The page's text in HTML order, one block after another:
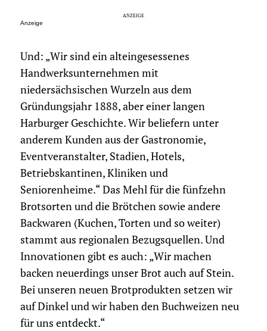
Anzeige
Und: „Wir sind ein alteingesessenes
Handwerksunternehmen mit
niedersächsischen Wurzeln aus dem
Gründungsjahr 1888, aber einer langen
Harburger Geschichte. Wir beliefern unter
anderem Kunden aus der Gastronomie,
Eventveranstalter, Stadien, Hotels,
Betriebskantinen, Kliniken und
Seniorenheime.“ Das Mehl für die fünfzehn
Brotsorten und die Brötchen sowie andere
Backwaren (Kuchen, Torten und so weiter)
stammt aus regionalen Bezugsquellen. Und
Innovationen gibt es auch: „Wir machen
backen neuerdings unser Brot auch auf Stein.
Bei unseren neuen Brotprodukten setzen wir
auf Dinkel und wir haben den Buchweizen neu
für uns entdeckt.“